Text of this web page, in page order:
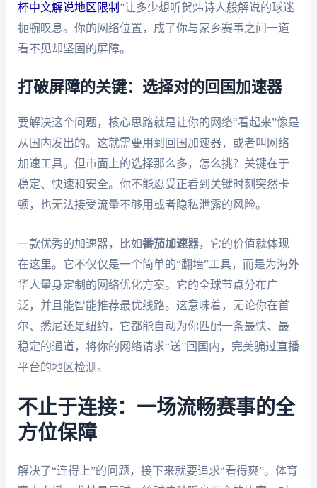
杯中文解说地区限制 ”让多少想听贺炜诗人般解说的球迷
扼腕叹息。你的网络位置，成了你与家乡赛事之间一道
看不见却坚固的屏障。
打破屏障的关键：选择对的回国加速器
要解决这个问题，核心思路就是让你的网络“看起来”像是
从国内发出的。这就需要用到回国加速器，或者叫网络
加速工具。但市面上的选择那么多，怎么挑？关键在于
稳定、快速和安全。你不能忍受正看到关键时刻突然卡
顿，也无法接受流量不够用或者隐私泄露的风险。
一款优秀的加速器，比如番茄加速器，它的价值就体现
在这里。它不仅仅是一个简单的“翻墙”工具，而是为海外
华人量身定制的网络优化方案。它的全球节点分布广
泛，并且能智能推荐最优线路。这意味着，无论你在首
尔、悉尼还是纽约，它都能自动为你匹配一条最快、最
稳定的通道，将你的网络请求“送”回国内，完美骗过直播
平台的地区检测。
不止于连接：一场流畅赛事的全
方位保障
解决了“连得上”的问题，接下来就要追求“看得爽”。体育